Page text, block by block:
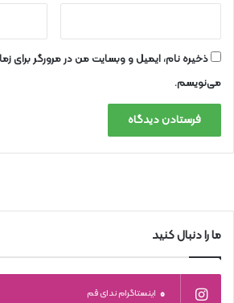
ذخیره نام، ایمیل و وبسایت من در مرورگر برای
می‌نویسم.
ما را دنبال کنید
0 اینستاگرام ندای قم